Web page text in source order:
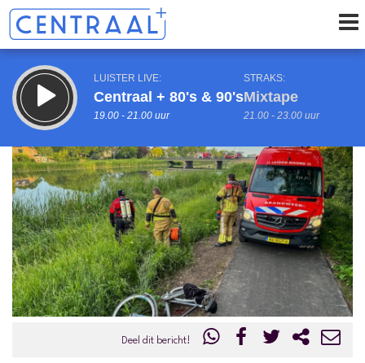
LUISTER LIVE:
Centraal + 80's & 90's
19.00 - 21.00 uur
STRAKS:
Mixtape
21.00 - 23.00 uur
Vorig uur uur 1 van 0 Volgend uur
Inklappen
Deel dit bericht!